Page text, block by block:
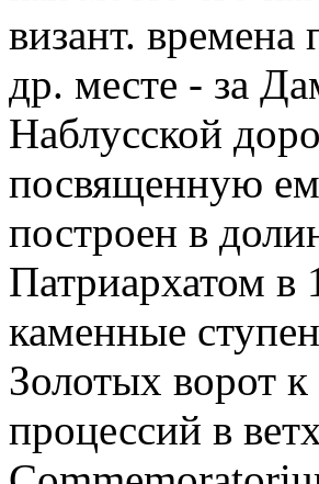
визант.
др. месте - за
Наблусской
посвященную
построен в
Патриархатом в
каменные
Золотых ворот
процессий в